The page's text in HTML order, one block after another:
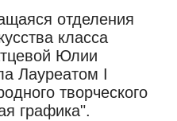
отделения
класса
Юлии
Лауреатом I
творческого
графика".